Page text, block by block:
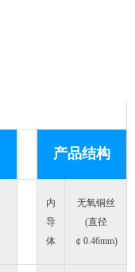
产品结构
内
导
体
无氧铜丝
(直径
￠0.46mm)